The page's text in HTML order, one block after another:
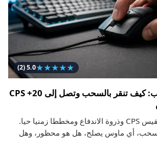
★
★
★
★
★
5.0
(2)
اختبار النقر بالسحب: كيف تنقر بالسحب وتصل إلى 20+ CPS
اختبار نقر بالسحب يقيس CPS وذروة الاندفاع ومخططا زمنيا حيا.
أي ماوس يصلح، هل هو محظور، وهل